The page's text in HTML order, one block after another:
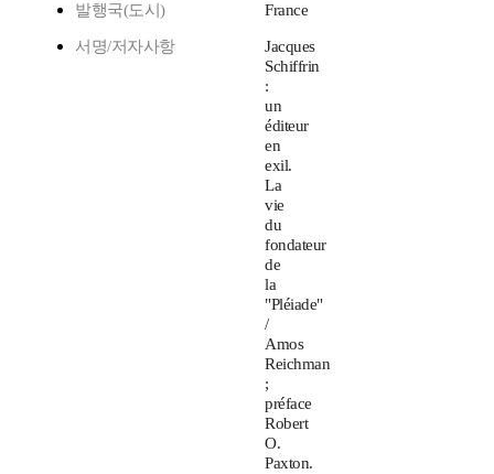
발행국(도시) France
서명/저자사항
Jacques
Schiffrin
:
un
éditeur
en
exil.
La
vie
du
fondateur
de
la
"Pléiade"
/
Amos
Reichman
;
préface
Robert
O.
Paxton.